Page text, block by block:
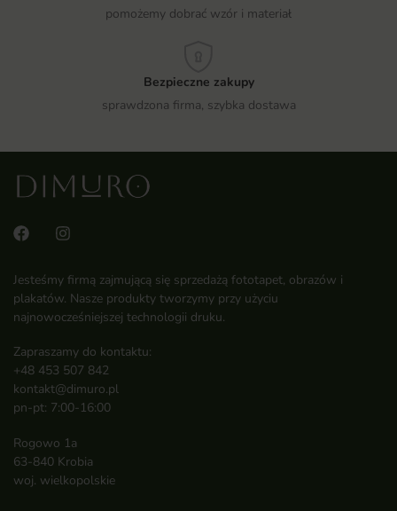
pomożemy dobrać wzór i materiał
Bezpieczne zakupy
sprawdzona firma, szybka dostawa
Jesteśmy firmą zajmującą się sprzedażą fototapet, obrazów i
plakatów. Nasze produkty tworzymy przy użyciu
najnowocześniejszej technologii druku.
Zapraszamy do kontaktu:
+48 453 507 842
kontakt@dimuro.pl
pn-pt: 7:00-16:00
Rogowo 1a
63-840 Krobia
woj. wielkopolskie